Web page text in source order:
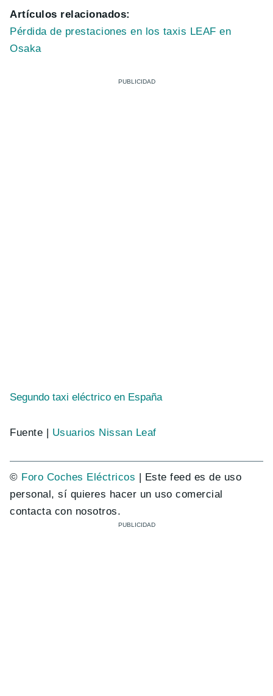
Artículos relacionados:
Pérdida de prestaciones en los taxis LEAF en
Osaka
Segundo taxi eléctrico en España
Fuente | Usuarios Nissan Leaf
© Foro Coches Eléctricos | Este feed es de uso
personal, sí quieres hacer un uso comercial
contacta con nosotros.